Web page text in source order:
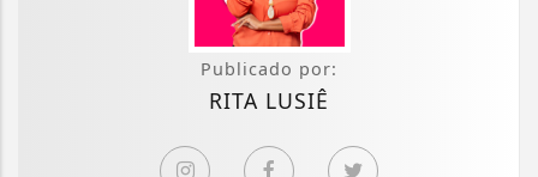
Publicado por:
RITA LUSIÊ